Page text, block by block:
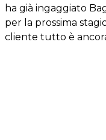
ha già ingaggiato
per la prossima
cliente tutto è